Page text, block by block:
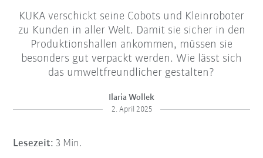
KUKA verschickt seine Cobots und Kleinroboter
zu Kunden in aller Welt. Damit sie sicher in den
Produktionshallen ankommen, müssen sie
besonders gut verpackt werden. Wie lässt sich
das umweltfreundlicher gestalten?
Ilaria Wollek
2. April 2025
Lesezeit: 3 Min.